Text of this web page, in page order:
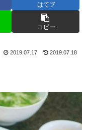
はてブ
コピー
2019.07.17 2019.07.18